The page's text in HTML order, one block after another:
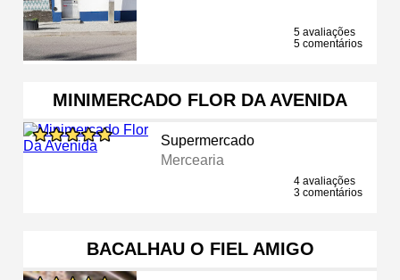
5 avaliações
5 comentários
MINIMERCADO FLOR DA AVENIDA
Supermercado
Mercearia
4 avaliações
3 comentários
BACALHAU O FIEL AMIGO